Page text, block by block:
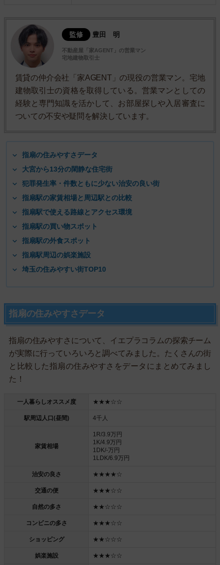
監修 豊田 明
不動産屋「家AGENT」の営業マン
宅地建物取引士
賃貸の仲介会社「家AGENT」の現役の営業マン。宅地
建物取引士の資格を取得している。営業マンとしての
経験と専門知識を活かして、お部屋探しや入居審査に
ついての不安や疑問を解決しています。
指扇の住みやすさデータ
大宮から13分の閑静な住宅街
犯罪発生率・件数ともに少ない治安の良い街
指扇駅の家賃相場と周辺駅との比較
指扇駅で使える路線とアクセス環境
指扇駅の買い物スポット
指扇駅の外食スポット
指扇駅周辺の娯楽施設
埼玉の住みやすい街TOP10
指扇の住みやすさデータ
指扇の住みやすさについて、イエプラコラムの探索チーム
が実際に行っていろいろと調べてみました。たくさんの街
と比較した指扇の住みやすさをデータにまとめてみまし
た！
一人暮らしオススメ度 ★★★☆☆
駅周辺人口(昼間) 4千人
家賃相場
1R/3.9万円
1K/4.9万円
1DK/-万円
1LDK/6.9万円
治安の良さ ★★★★☆
交通の便 ★★★☆☆
自然の多さ ★★☆☆☆
コンビニの多さ ★★★☆☆
ショッピング ★★☆☆☆
娯楽施設 ★★★☆☆